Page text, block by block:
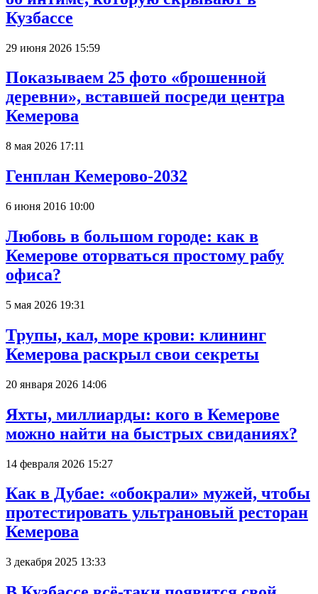
Кузбассе
29 июня 2026 15:59
Показываем 25 фото «брошенной
деревни», вставшей посреди центра
Кемерова
8 мая 2026 17:11
Генплан Кемерово-2032
6 июня 2016 10:00
Любовь в большом городе: как в
Кемерове оторваться простому рабу
офиса?
5 мая 2026 19:31
Трупы, кал, море крови: клининг
Кемерова раскрыл свои секреты
20 января 2026 14:06
Яхты, миллиарды: кого в Кемерове
можно найти на быстрых свиданиях?
14 февраля 2026 15:27
Как в Дубае: «обокрали» мужей, чтобы
протестировать ультрановый ресторан
Кемерова
3 декабря 2025 13:33